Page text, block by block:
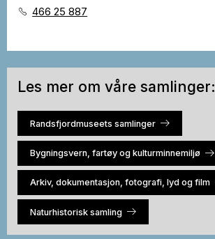
466 25 887
Les mer om våre samlinger:
Randsfjordmuseets samlinger
Bygningsvern, fartøy og kulturminnemiljø
Arkiv, dokumentasjon, fotografi, lyd og film
Naturhistorisk samling